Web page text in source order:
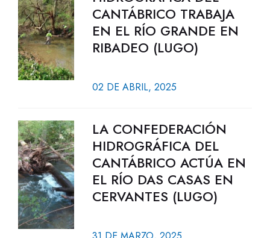
CANTÁBRICO TRABAJA
EN EL RÍO GRANDE EN
RIBADEO (LUGO)
02 DE ABRIL, 2025
LA CONFEDERACIÓN
HIDROGRÁFICA DEL
CANTÁBRICO ACTÚA EN
EL RÍO DAS CASAS EN
CERVANTES (LUGO)